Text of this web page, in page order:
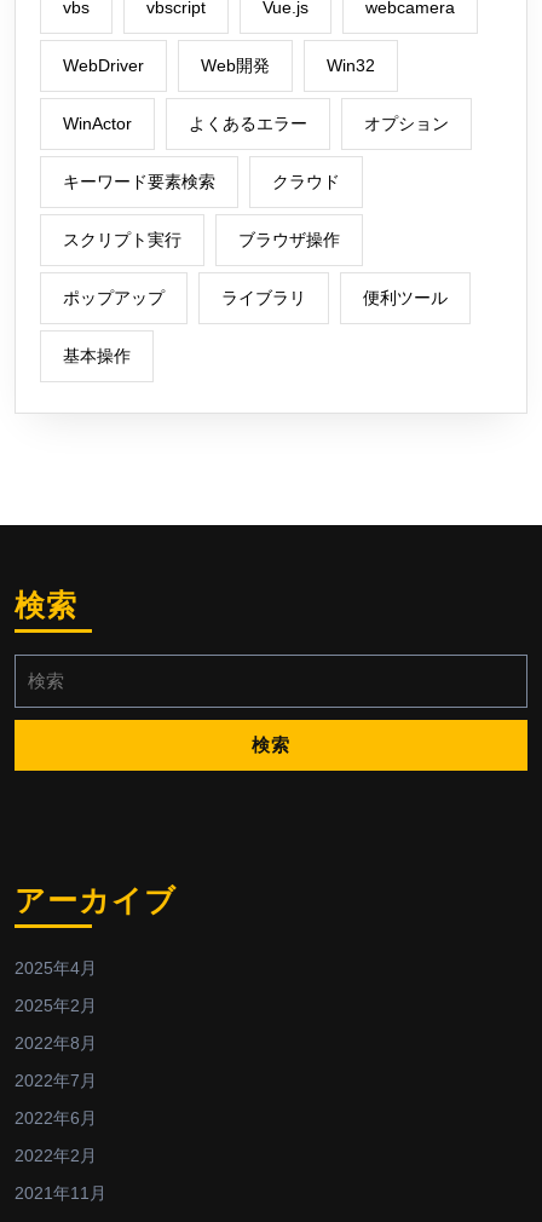
vbs vbscript Vue.js webcamera
WebDriver Web開発 Win32
WinActor よくあるエラー オプション
キーワード要素検索 クラウド
スクリプト実行 ブラウザ操作
ポップアップ ライブラリ 便利ツール
基本操作
検索
索:
アーカイブ
2025年4月
2025年2月
2022年8月
2022年7月
2022年6月
2022年2月
2021年11月